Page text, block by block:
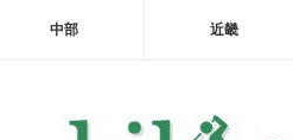
中部 近畿